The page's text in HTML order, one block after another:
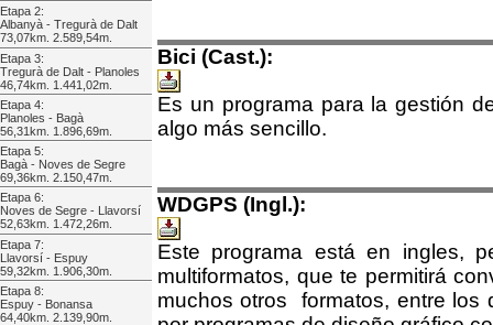
Etapa 2:
Albanyà - Tregurà de Dalt
73,07km. 2.589,54m.
Etapa 3:
Tregurà de Dalt - Planoles
46,74km. 1.441,02m.
Etapa 4:
Planoles - Bagà
56,31km. 1.896,69m.
Etapa 5:
Bagà - Noves de Segre
69,36km. 2.150,47m.
Etapa 6:
Noves de Segre - Llavorsí
52,63km. 1.472,26m.
Etapa 7:
Llavorsí - Espuy
59,32km. 1.906,30m.
Etapa 8:
Espuy - Bonansa
64,40km. 2.139,90m.
Bici (Cast.):
Es un programa para la gestión
algo más sencillo.
WDGPS (Ingl.):
Este programa está en ingles,
multiformatos, que te permitirá
muchos otros formatos, entre los